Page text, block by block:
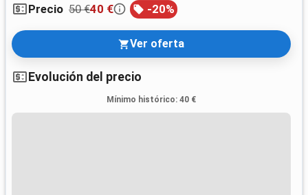
Precio 50 €40 € -20%
Ver oferta
Evolución del precio
Mínimo histórico: 40 €